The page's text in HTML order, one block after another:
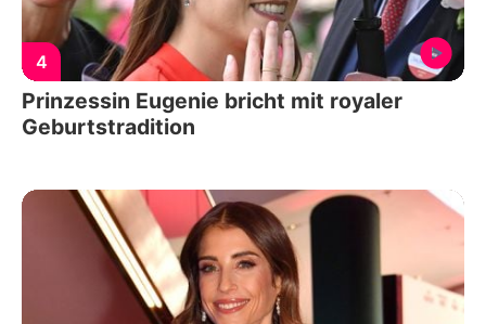
4
Prinzessin Eugenie bricht mit royaler
Geburtstradition